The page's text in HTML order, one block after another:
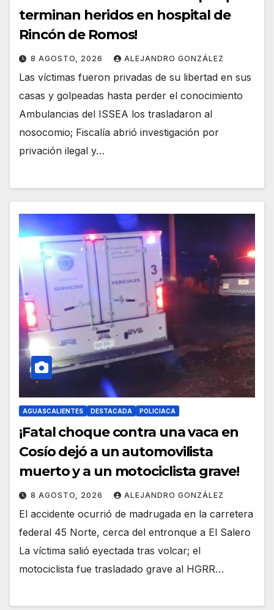
terminan heridos en hospital de
Rincón de Romos!
8 AGOSTO, 2026 ALEJANDRO GONZÁLEZ
Las víctimas fueron privadas de su libertad en sus
casas y golpeadas hasta perder el conocimiento
Ambulancias del ISSEA los trasladaron al
nosocomio; Fiscalía abrió investigación por
privación ilegal y…
AGUASCALIENTES DESTACADA POLICIACA
¡Fatal choque contra una vaca en
Cosío dejó a un automovilista
muerto y a un motociclista grave!
8 AGOSTO, 2026 ALEJANDRO GONZÁLEZ
El accidente ocurrió de madrugada en la carretera
federal 45 Norte, cerca del entronque a El Salero
La víctima salió eyectada tras volcar; el
motociclista fue trasladado grave al HGRR…